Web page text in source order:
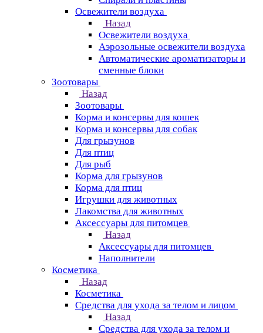
Освежители воздуха
Назад
Освежители воздуха
Аэрозольные освежители воздуха
Автоматические ароматизаторы и
сменные блоки
Зоотовары
Назад
Зоотовары
Корма и консервы для кошек
Корма и консервы для собак
Для грызунов
Для птиц
Для рыб
Корма для грызунов
Корма для птиц
Игрушки для животных
Лакомства для животных
Аксессуары для питомцев
Назад
Аксессуары для питомцев
Наполнители
Косметика
Назад
Косметика
Средства для ухода за телом и лицом
Назад
Средства для ухода за телом и